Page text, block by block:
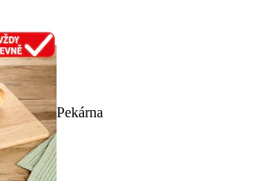
Pekárna